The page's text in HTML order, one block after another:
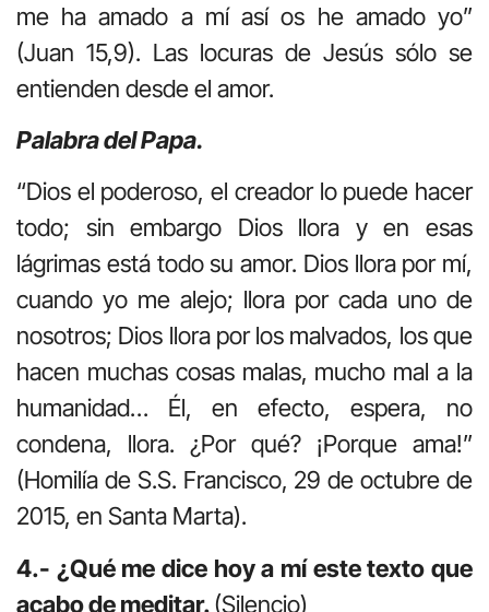
me ha amado a mí así os he amado yo”
(Juan 15,9). Las locuras de Jesús sólo se
entienden desde el amor.
Palabra del Papa.
“Dios el poderoso, el creador lo puede hacer
todo; sin embargo Dios llora y en esas
lágrimas está todo su amor. Dios llora por mí,
cuando yo me alejo; llora por cada uno de
nosotros; Dios llora por los malvados, los que
hacen muchas cosas malas, mucho mal a la
humanidad… Él, en efecto, espera, no
condena, llora. ¿Por qué? ¡Porque ama!”
(Homilía de S.S. Francisco, 29 de octubre de
2015, en Santa Marta).
4.- ¿Qué me dice hoy a mí este texto que
acabo de meditar.(Silencio)